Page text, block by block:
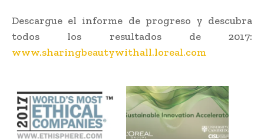
Descargue el informe de progreso y descubra
todos los resultados de 2017:
www.sharingbeautywithall.loreal.com